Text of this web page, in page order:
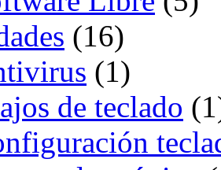
(16)
(1)
de teclado